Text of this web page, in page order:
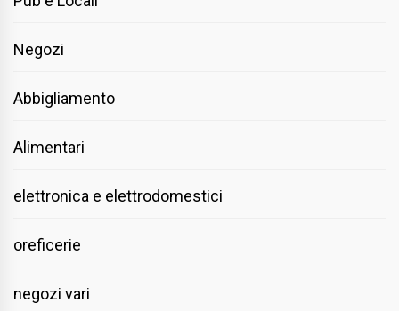
Negozi
Abbigliamento
Alimentari
elettronica e elettrodomestici
oreficerie
negozi vari